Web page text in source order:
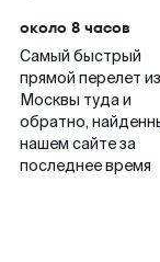
около 8 часов
Самый быстрый
прямой перелет из
Москвы туда и
обратно,
нашем сайте за
последнее время